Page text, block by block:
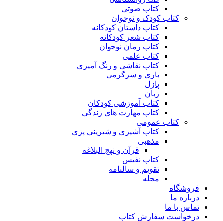
کتاب صوتی
کتاب کودک و نوجوان
کتاب داستان کودکانه
کتاب شعر کودکانه
کتاب رمان نوجوان
کتاب علمی
کتاب نقاشی و رنگ آمیزی
بازی و سرگرمی
پازل
زبان
کتاب آموزشی کودکان
کتاب مهارت های زندگی
کتاب عمومی
کتاب آشپزی و شیرینی پزی
مذهبی
قرآن و نهج البلاغه
کتاب نفیس
تقویم و سالنامه
مجله
فروشگاه
درباره ما
تماس با ما
درخواست سفارش کتاب